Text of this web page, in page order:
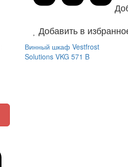
Добавить в
Винный шкаф Vestfrost
Solutions VKG 571 B